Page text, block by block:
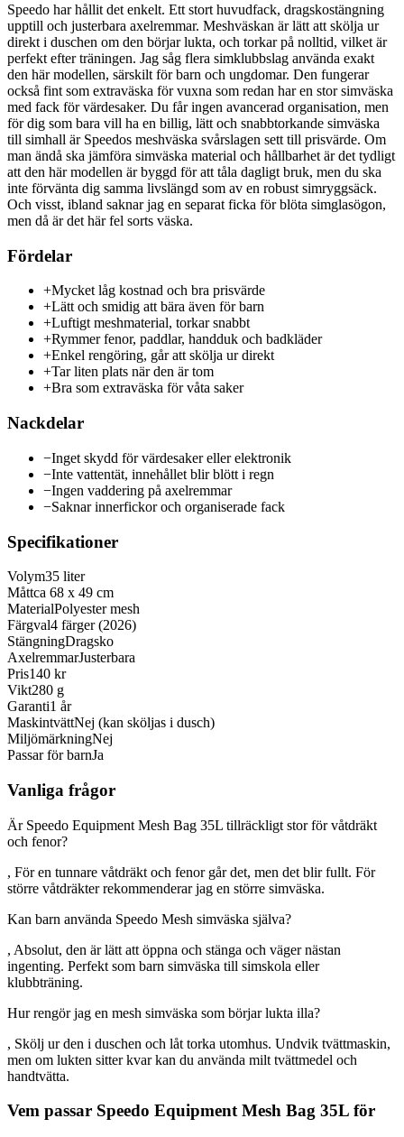
Speedo har hållit det enkelt. Ett stort huvudfack, dragskostängning
upptill och justerbara axelremmar. Meshväskan är lätt att skölja ur
direkt i duschen om den börjar lukta, och torkar på nolltid, vilket är
perfekt efter träningen. Jag såg flera simklubbslag använda exakt
den här modellen, särskilt för barn och ungdomar. Den fungerar
också fint som extraväska för vuxna som redan har en stor simväska
med fack för värdesaker. Du får ingen avancerad organisation, men
för dig som bara vill ha en billig, lätt och snabbtorkande simväska
till simhall är Speedos meshväska svårslagen sett till prisvärde. Om
man ändå ska jämföra simväska material och hållbarhet är det tydligt
att den här modellen är byggd för att tåla dagligt bruk, men du ska
inte förvänta dig samma livslängd som av en robust simryggsäck.
Och visst, ibland saknar jag en separat ficka för blöta simglasögon,
men då är det här fel sorts väska.
Fördelar
+Mycket låg kostnad och bra prisvärde
+Lätt och smidig att bära även för barn
+Luftigt meshmaterial, torkar snabbt
+Rymmer fenor, paddlar, handduk och badkläder
+Enkel rengöring, går att skölja ur direkt
+Tar liten plats när den är tom
+Bra som extraväska för våta saker
Nackdelar
−Inget skydd för värdesaker eller elektronik
−Inte vattentät, innehållet blir blött i regn
−Ingen vaddering på axelremmar
−Saknar innerfickor och organiserade fack
Specifikationer
Volym35 liter
Måttca 68 x 49 cm
MaterialPolyester mesh
Färgval4 färger (2026)
StängningDragsko
AxelremmarJusterbara
Pris140 kr
Vikt280 g
Garanti1 år
MaskintvättNej (kan sköljas i dusch)
MiljömärkningNej
Passar för barnJa
Vanliga frågor
Är Speedo Equipment Mesh Bag 35L tillräckligt stor för våtdräkt
och fenor?
, För en tunnare våtdräkt och fenor går det, men det blir fullt. För
större våtdräkter rekommenderar jag en större simväska.
Kan barn använda Speedo Mesh simväska själva?
, Absolut, den är lätt att öppna och stänga och väger nästan
ingenting. Perfekt som barn simväska till simskola eller
klubbträning.
Hur rengör jag en mesh simväska som börjar lukta illa?
, Skölj ur den i duschen och låt torka utomhus. Undvik tvättmaskin,
men om lukten sitter kvar kan du använda milt tvättmedel och
handtvätta.
Vem passar Speedo Equipment Mesh Bag 35L för